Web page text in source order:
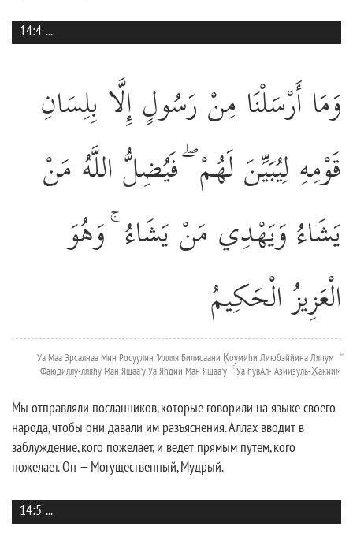
14:4 ...
وَمَا أَرْسَلْنَا مِنْ رَسُولٍ إِلَّا بِلِسَانِ
قَوْمِهِ لِيُبَيِّنَ لَهُمْ ۖ فَيُضِلُّ اللَّهُ مَنْ
يَشَاءُ وَيَهْدِي مَنْ يَشَاءُ ۚ وَهُوَ
الْعَزِيزُ الْحَكِيمُ
Уа Маа Эрсалнаа Мин Росуулин 'Илляя Билисаани К̣оумиhи Лиюбэййина Ляhум ۖ
Фаюдиллу-лляhу Ман Яшаа'у Уа Яhдии Ман Яшаа'у ۚ Уа hувАл-`Азиизуль-Х̣акиим
Мы отправляли посланников, которые говорили на языке своего
народа, чтобы они давали им разъяснения. Аллах вводит в
заблуждение, кого пожелает, и ведет прямым путем, кого
пожелает. Он — Могущественный, Мудрый.
14:5 ...